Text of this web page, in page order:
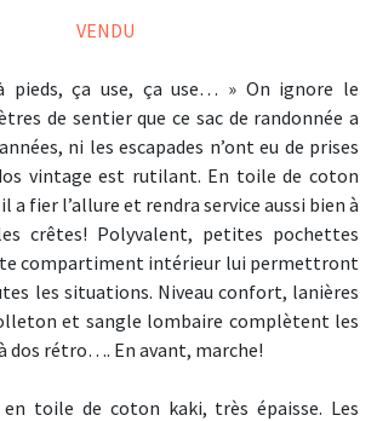
VENDU
pieds, ça use, ça use… » On ignore le
de sentier que ce sac de randonnée a
ni les escapades n’ont eu de prises
vintage est rutilant. En toile de coton
a fier l’allure et rendra service aussi bien à
crêtes! Polyvalent, petites pochettes
compartiment intérieur lui permettront
les situations. Niveau confort, lanières
et sangle lombaire complètent les
dos rétro…. En avant, marche!
toile de coton kaki, très épaisse. Les